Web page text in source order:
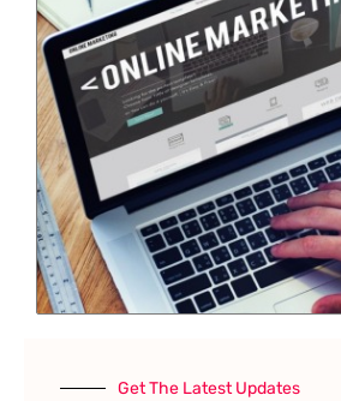
Get The Latest Updates